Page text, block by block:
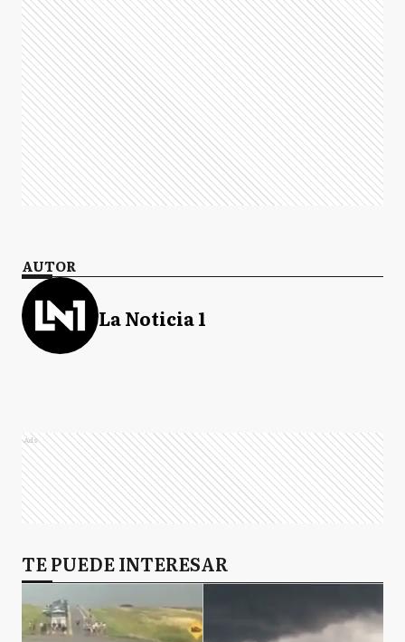
AUTOR
La Noticia 1
Ads
TE PUEDE INTERESAR